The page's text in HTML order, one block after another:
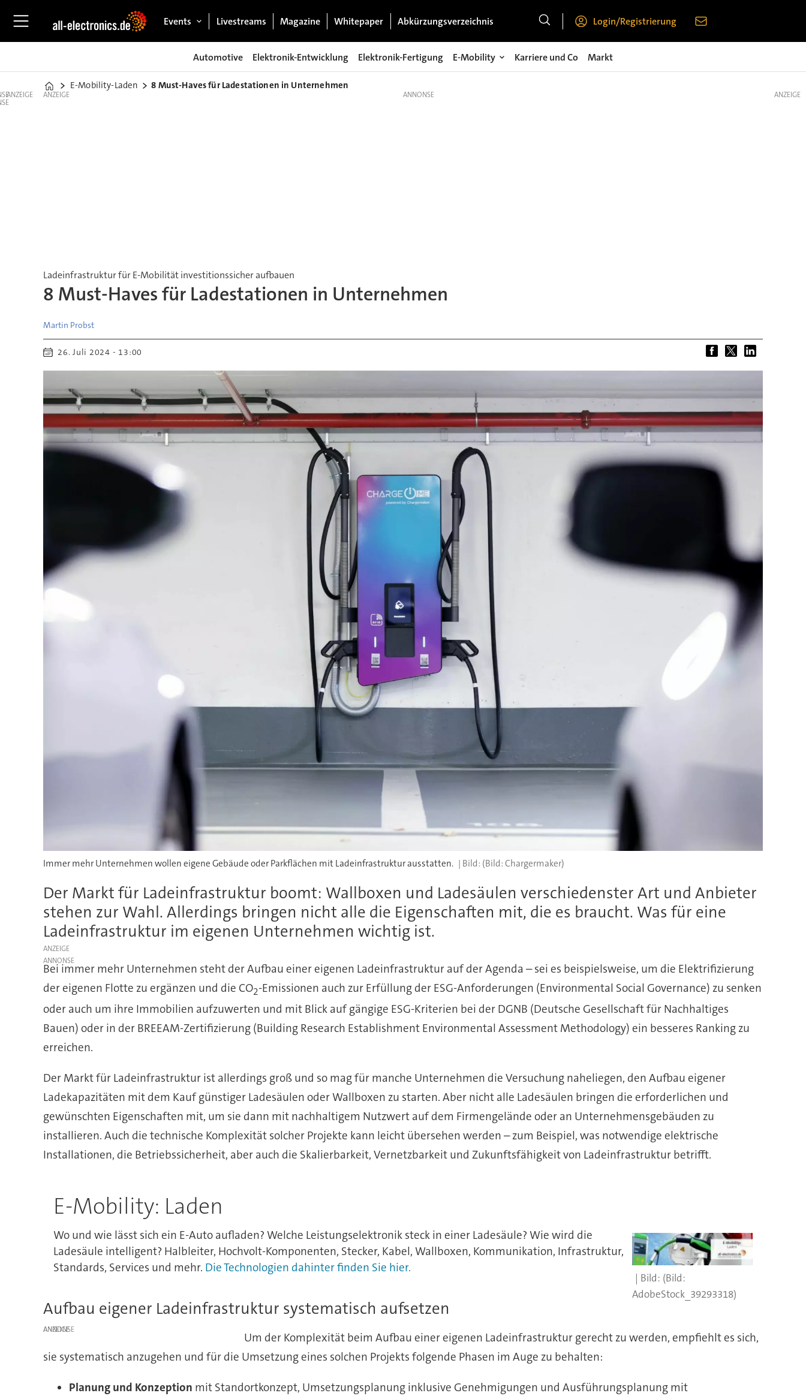
Events Livestreams Magazine Whitepaper Abkürzungsverzeichnis Login/Registrierung
Automotive Elektronik-Entwicklung Elektronik-Fertigung E-Mobility Karriere und Co Markt
Home
E-Mobility-Laden 8 Must-Haves für Ladestationen in Unternehmen
ANZEIGE ANZEIGE
Ladeinfrastruktur für E-Mobilität investitionssicher aufbauen
8 Must-Haves für Ladestationen in Unternehmen
Martin Probst
26. Juli 2024 - 13:00
Immer mehr Unternehmen wollen eigene Gebäude oder Parkflächen mit Ladeinfrastruktur ausstatten. (Bild: Chargermaker)
Der Markt für Ladeinfrastruktur boomt: Wallboxen und Ladesäulen verschiedenster Art und Anbieter
stehen zur Wahl. Allerdings bringen nicht alle die Eigenschaften mit, die es braucht. Was für eine
Ladeinfrastruktur im eigenen Unternehmen wichtig ist.
ANZEIGE
Bei immer mehr Unternehmen steht der Aufbau einer eigenen Ladeinfrastruktur auf der Agenda – sei es beispielsweise, um die Elektrifizierung
der eigenen Flotte zu ergänzen und die CO2-Emissionen auch zur Erfüllung der ESG-Anforderungen (Environmental Social Governance) zu senken
oder auch um ihre Immobilien aufzuwerten und mit Blick auf gängige ESG-Kriterien bei der DGNB (Deutsche Gesellschaft für Nachhaltiges
Bauen) oder in der BREEAM-Zertifizierung (Building Research Establishment Environmental Assessment Methodology) ein besseres Ranking zu
erreichen.
Der Markt für Ladeinfrastruktur ist allerdings groß und so mag für manche Unternehmen die Versuchung naheliegen, den Aufbau eigener
Ladekapazitäten mit dem Kauf günstiger Ladesäulen oder Wallboxen zu starten. Aber nicht alle Ladesäulen bringen die erforderlichen und
gewünschten Eigenschaften mit, um sie dann mit nachhaltigem Nutzwert auf dem Firmengelände oder an Unternehmensgebäuden zu
installieren. Auch die technische Komplexität solcher Projekte kann leicht übersehen werden – zum Beispiel, was notwendige elektrische
Installationen, die Betriebssicherheit, aber auch die Skalierbarkeit, Vernetzbarkeit und Zukunftsfähigkeit von Ladeinfrastruktur betrifft.
E-Mobility: Laden
(Bild:
AdobeStock_39293318)
Wo und wie lässt sich ein E-Auto aufladen? Welche Leistungselektronik steck in einer Ladesäule? Wie wird die
Ladesäule intelligent? Halbleiter, Hochvolt-Komponenten, Stecker, Kabel, Wallboxen, Kommunikation, Infrastruktur,
Standards, Services und mehr. Die Technologien dahinter finden Sie hier.
Aufbau eigener Ladeinfrastruktur systematisch aufsetzen
ANZEIGE
Um der Komplexität beim Aufbau einer eigenen Ladeinfrastruktur gerecht zu werden, empfiehlt es sich,
sie systematisch anzugehen und für die Umsetzung eines solchen Projekts folgende Phasen im Auge zu behalten:
Planung und Konzeption mit Standortkonzept, Umsetzungsplanung inklusive Genehmigungen und Ausführungsplanung mit
ANZEIGE